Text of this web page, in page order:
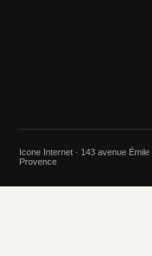
Icone Internet · 143 avenue
Provence